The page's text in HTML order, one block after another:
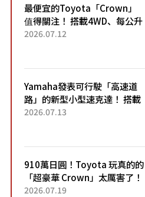
最便宜的Toyota「Crown」
值得關注！ 搭載4WD、每公升
22.4公里低油耗表現超亮眼！
2026.07.12
Yamaha發表可行駛「高速道
路」的新型小型速克達！ 搭載
能享受超強勁「渦輪感」的動
2026.07.13
910萬日圓！Toyota 玩真的的
「超豪華 Crown」太厲害了！
採用由「匠人技藝」打造的
2026.07.19